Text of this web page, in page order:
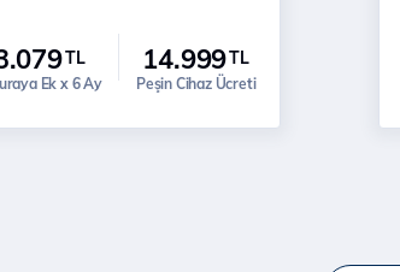
TL
Ek x 6 Ay
14.999TL
Peşin Cihaz Ücreti